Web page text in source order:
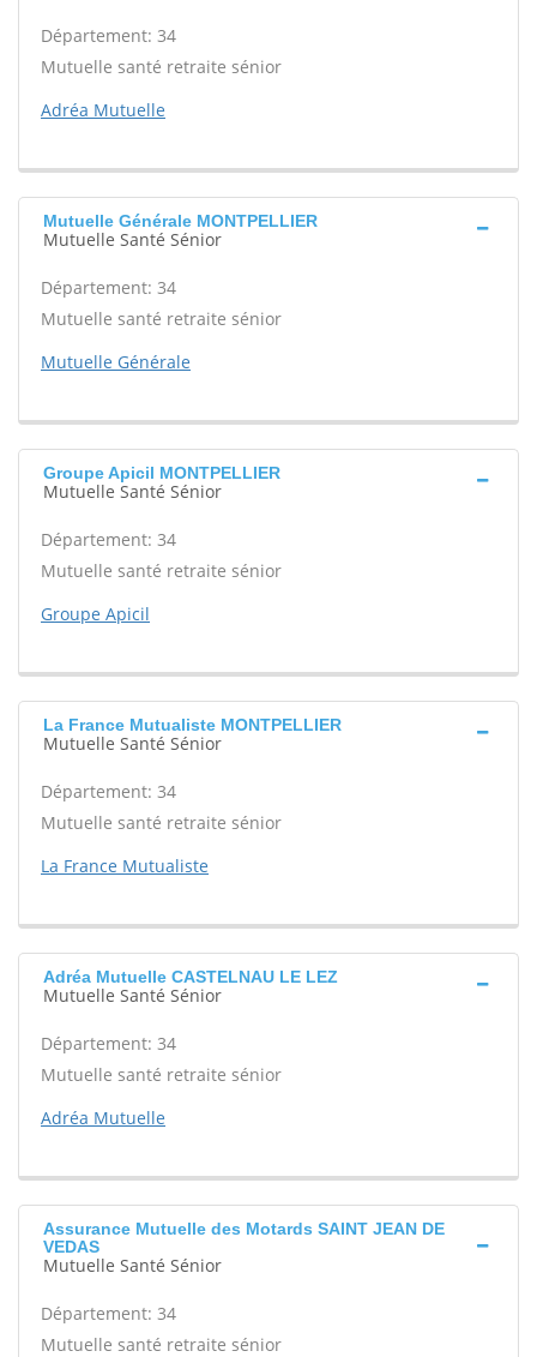
Département: 34
Mutuelle santé retraite sénior
Adréa Mutuelle
Mutuelle Générale MONTPELLIER
Mutuelle Santé Sénior
Département: 34
Mutuelle santé retraite sénior
Mutuelle Générale
Groupe Apicil MONTPELLIER
Mutuelle Santé Sénior
Département: 34
Mutuelle santé retraite sénior
Groupe Apicil
La France Mutualiste MONTPELLIER
Mutuelle Santé Sénior
Département: 34
Mutuelle santé retraite sénior
La France Mutualiste
Adréa Mutuelle CASTELNAU LE LEZ
Mutuelle Santé Sénior
Département: 34
Mutuelle santé retraite sénior
Adréa Mutuelle
Assurance Mutuelle des Motards SAINT JEAN DE
VEDAS
Mutuelle Santé Sénior
Département: 34
Mutuelle santé retraite sénior